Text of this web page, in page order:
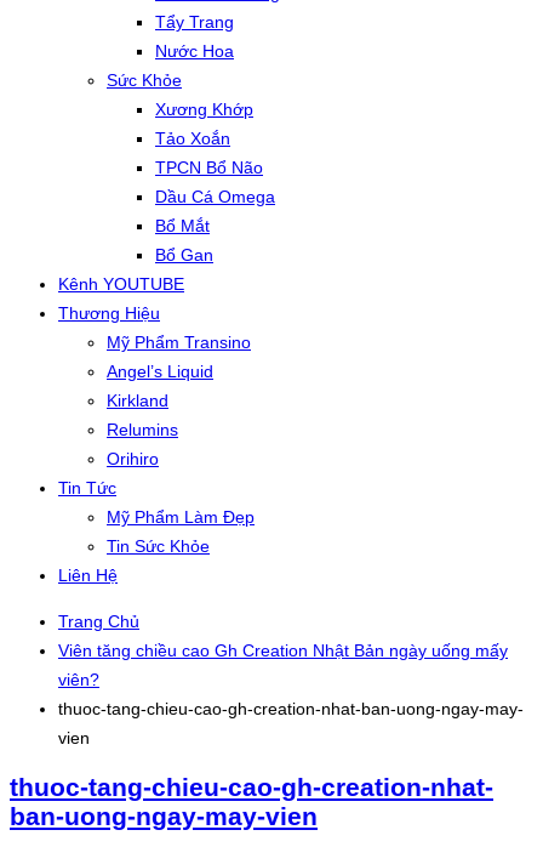
Tẩy Trang
Nước Hoa
Sức Khỏe
Xương Khớp
Tảo Xoắn
TPCN Bổ Não
Dầu Cá Omega
Bổ Mắt
Bổ Gan
Kênh YOUTUBE
Thương Hiệu
Mỹ Phẩm Transino
Angel’s Liquid
Kirkland
Relumins
Orihiro
Tin Tức
Mỹ Phẩm Làm Đẹp
Tin Sức Khỏe
Liên Hệ
Trang Chủ
Viên tăng chiều cao Gh Creation Nhật Bản ngày uống mấy
viên?
thuoc-tang-chieu-cao-gh-creation-nhat-ban-uong-ngay-may-
vien
thuoc-tang-chieu-cao-gh-creation-nhat-
ban-uong-ngay-may-vien